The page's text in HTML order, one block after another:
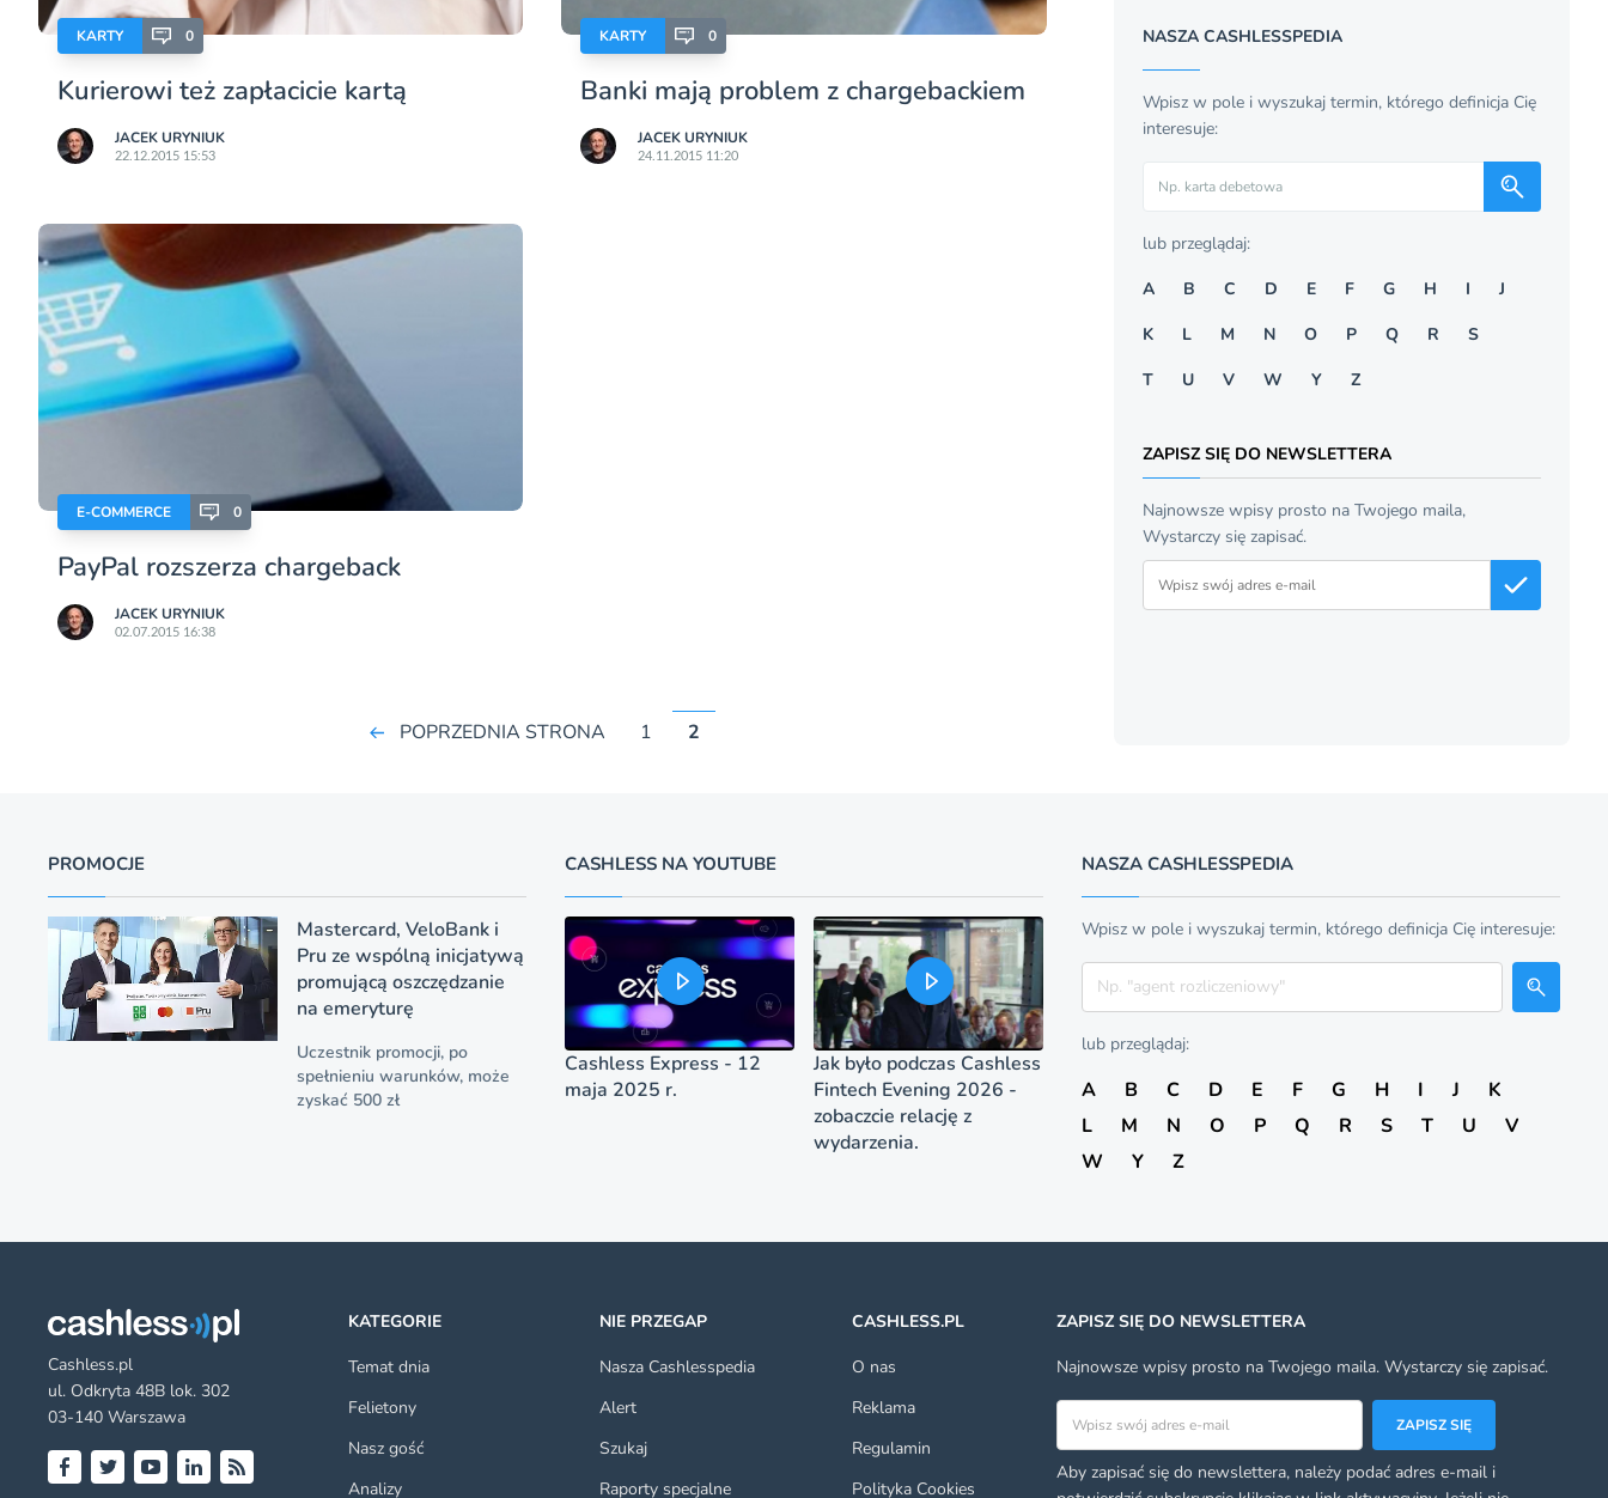
KARTY 0
Kurierowi też zapłacicie kartą
JACEK URYNIUK
22.12.2015 15:53
KARTY 0
Banki mają problem z chargebackiem
JACEK URYNIUK
24.11.2015 11:20
E-COMMERCE 0
PayPal rozszerza chargeback
JACEK URYNIUK
02.07.2015 16:38
POPRZEDNIA STRONA 1 2
NASZA CASHLESSPEDIA
Wpisz w pole i wyszukaj termin, którego definicja Cię
interesuje:
lub przeglądaj:
A
B C D E F G H I
J
K
L M N O P Q R
S
T
U V W Y Z
ZAPISZ SIĘ DO NEWSLETTERA
Najnowsze wpisy prosto na Twojego maila,
Wystarczy się zapisać.
PROMOCJE
Mastercard, VeloBank i
Pru ze wspólną inicjatywą
promującą oszczędzanie
na emeryturę
Uczestnik promocji, po
spełnieniu warunków, może
zyskać 500 zł
CASHLESS NA YOUTUBE
Cashless Express - 12
maja 2025 r.
Jak było podczas Cashless
Fintech Evening 2026 -
zobaczcie relację z
wydarzenia.
NASZA CASHLESSPEDIA
Wpisz w pole i wyszukaj termin, którego definicja Cię interesuje:
Szukaj
lub przeglądaj:
A B C D E F G H I J
K
L
M N O P Q R S T U
V
W
Y Z
Cashless.pl
ul. Odkryta 48B lok. 302
03-140 Warszawa
KATEGORIE
Temat dnia
Felietony
Nasz gość
Analizy
NIE PRZEGAP
Nasza Cashlesspedia
Alert
Szukaj
Raporty specjalne
CASHLESS.PL
O nas
Reklama
Regulamin
Polityka Cookies
ZAPISZ SIĘ DO NEWSLETTERA
Najnowsze wpisy prosto na Twojego maila. Wystarczy się zapisać.
Adres email
ZAPISZ SIĘ
Aby zapisać się do newslettera, należy podać adres e-mail i